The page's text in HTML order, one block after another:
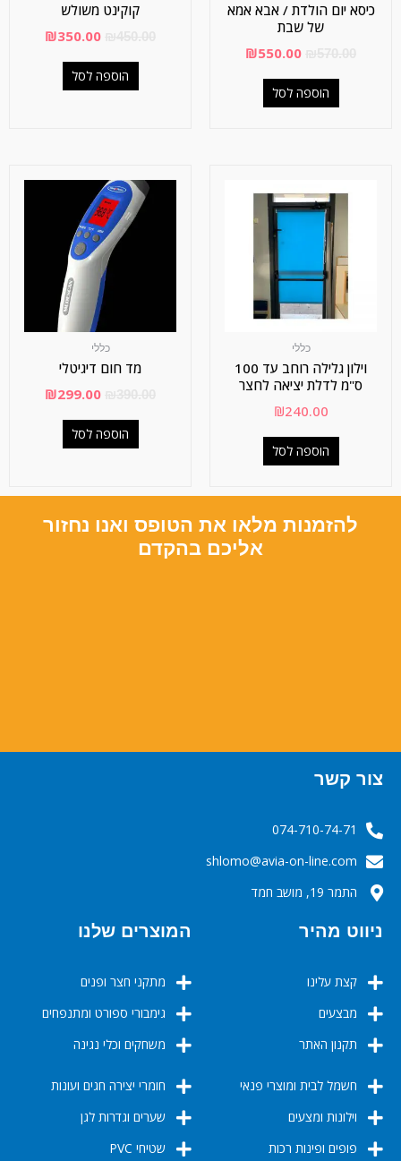
כיסא יום הולדת / אבא אמא
של שבת
₪550.00
הוספה לסל
קוקינט משולש
₪350.00
הוספה לסל
כללי
מד חום דיגיטלי
₪299.00
הוספה לסל
כללי
וילון גלילה רוחב עד 100
ס"מ לדלת יציאה לחצר
₪240.00
הוספה לסל
להזמנות מלאו את הטופס ואנו נחזור
אליכם בהקדם
צור קשר
074-710-74-71
‬‬‬shlomo@avia-on-line.com‬
התמר 19, מושב חמד
ניווט מהיר
קצת עלינו
מבצעים
תקנון האתר
המוצרים שלנו
מתקני חצר ופנים
גימבורי ספורט ומתנפחים
משחקים וכלי נגינה
חשמל לבית ומוצרי פנאי
וילונות ומצעים
פופים ופינות רכות
חומרי יצירה חגים ועונות
שערים וגדרות לגן
שטיחי PVC